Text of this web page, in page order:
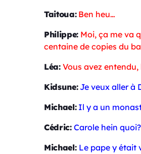
Taitoua: Ben heu…
Philippe: Moi, ça me va
centaine de copies du
Léa: Vous avez
Kidsune: Je veux aller à
Michael: Il y a un
Cédric: Carole hein quoi?
Michael: Le pape y était